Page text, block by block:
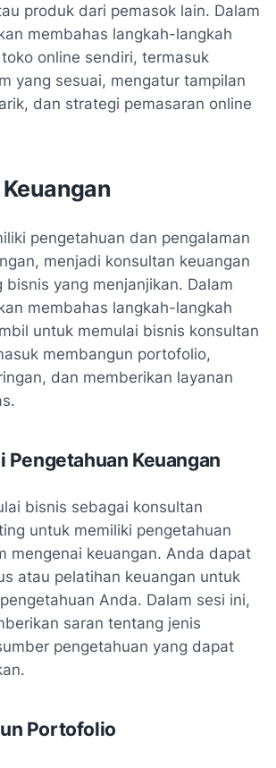
produk dari pemasok lain. Dalam
membahas langkah-langkah
online sendiri, termasuk
yang sesuai, mengatur tampilan
dan strategi pemasaran online
pengetahuan dan pengalaman
menjadi konsultan keuangan
bisnis yang menjanjikan. Dalam
membahas langkah-langkah
untuk memulai bisnis konsultan
membangun portofolio,
dan memberikan layanan
Pengetahuan Keuangan
bisnis sebagai konsultan
untuk memiliki pengetahuan
mengenai keuangan. Anda dapat
atau pelatihan keuangan untuk
Anda. Dalam sesi ini,
saran tentang jenis
pengetahuan yang dapat
Portofolio